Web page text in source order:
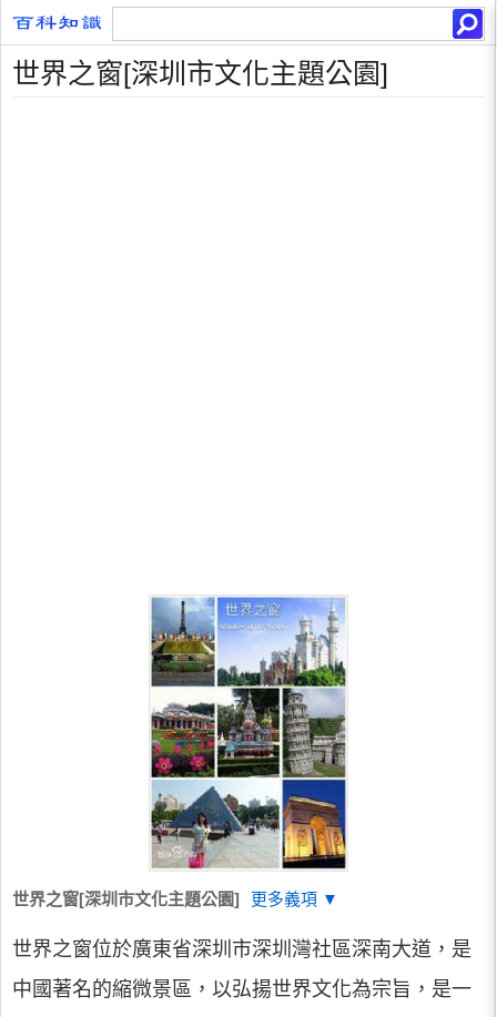
世界之窗[深圳市文化主題公園]
世界之窗[深圳市文化主題公園] 更多義項 ▼
世界之窗位於廣東省深圳市深圳灣社區深南大道，是
中國著名的縮微景區，以弘揚世界文化為宗旨，是一